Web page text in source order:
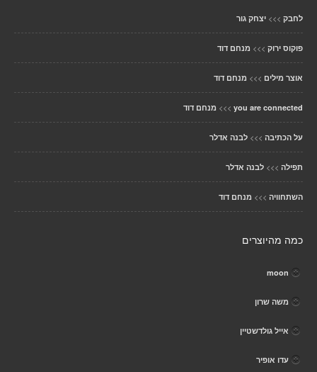
לחבק >>> יצחק גור
פוקוס ירוק >>> מנחם דוד
אוצר מילים >>> מנחם דוד
you are connected
>>> מנחם דוד
על הכתיבה >>> לבנה אדלר
תפילה >>> לבנה אדלר
השתחוויה >>> מנחם דוד
כמה מהיוצרים
moon
משה שרון
אייל גולדשטיין
עדו אופיר